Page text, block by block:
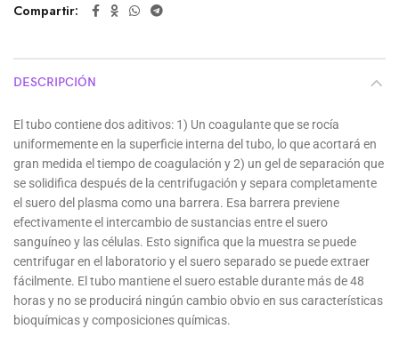
de
Compartir
DESCRIPCIÓN
El tubo contiene dos aditivos: 1) Un coagulante que se rocía
uniformemente en la superficie interna del tubo, lo que acortará en
gran medida el tiempo de coagulación y 2) un gel de separación que
se solidifica después de la centrifugación y separa completamente
el suero del plasma como una barrera. Esa barrera previene
efectivamente el intercambio de sustancias entre el suero
sanguíneo y las células. Esto significa que la muestra se puede
centrifugar en el laboratorio y el suero separado se puede extraer
fácilmente. El tubo mantiene el suero estable durante más de 48
horas y no se producirá ningún cambio obvio en sus características
bioquímicas y composiciones químicas.